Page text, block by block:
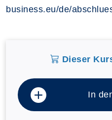
business.eu/de/
Dieser
In